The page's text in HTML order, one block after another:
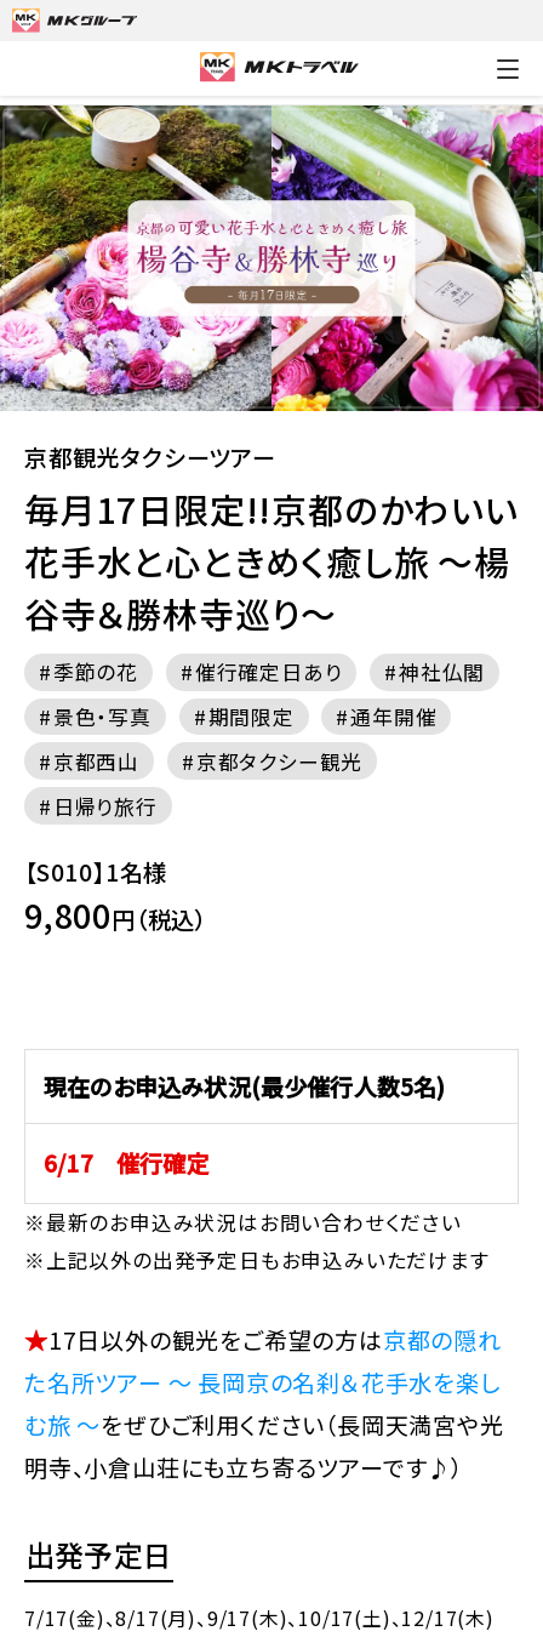
京都観光タクシーツアー 毎月17日限定!!京
京都観光タクシーツアー
毎月17日限定!!京都のかわいい
花手水と心ときめく癒し旅 ～楊
谷寺＆勝林寺巡り～
季節の花 催行確定日あり
神社仏閣
景色・写真
期間限定
通年開催
京都西山
京都タクシー観光
日帰り旅行
【S010】1名様
9,800円（税込）
現在のお申込み状況(最少催行人数5名)
6/17 催行確定
※最新のお申込み状況はお問い合わせください
※上記以外の出発予定日もお申込みいただけます
★17日以外の観光をご希望の方は京都の隠れ
た名所ツアー ～ 長岡京の名刹＆花手水を楽し
む旅 ～をぜひご利用ください（長岡天満宮や光
明寺、小倉山荘にも立ち寄るツアーです♪）
出発予定日
7/17(金)、8/17(月)、9/17(木)、10/17(土)、12/17(木)